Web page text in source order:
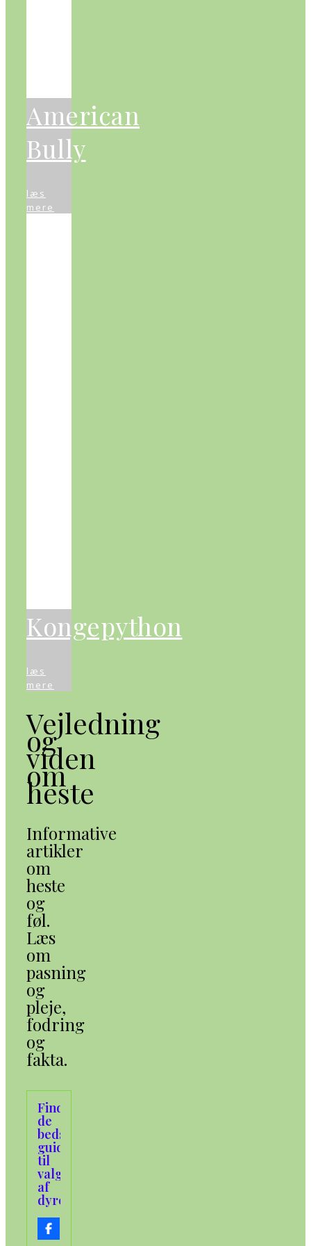
American
Bully
læs
mere
Kongepython
læs
mere
Vejledning
og
viden
om
heste
Informative
artikler
om
heste
og
føl.
Læs
om
pasning
og
pleje,
fodring
og
fakta.
Find
de
bedste
guider
til
valg
af
dyrefoder